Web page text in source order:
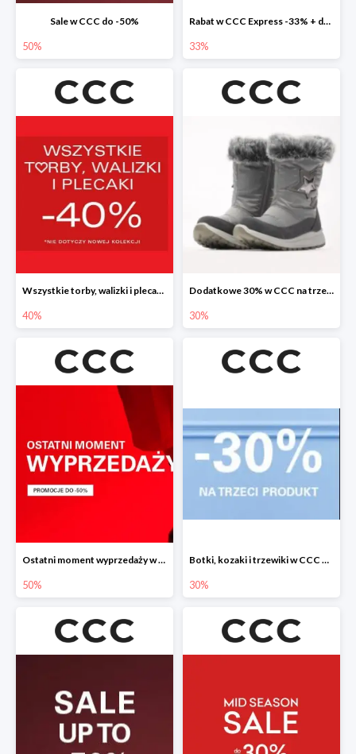
Sale w CCC do -50%
50%
Rabat w CCC Express -33% + darmowa dostawa
33%
Wszystkie torby, walizki i plecaki w CCC -40%
40%
Dodatkowe 30% w CCC na trzewiki, botki i kozaki
30%
Ostatni moment wyprzedaży w CCC do -50%
50%
Botki, kozaki i trzewiki w CCC do -30%
30%